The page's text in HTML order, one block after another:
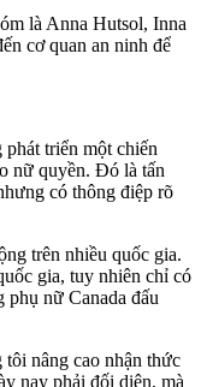
là Anna Hutsol, Inna
cơ quan an ninh để
triển một chiến
nữ quyền. Đó là tấn
có thông điệp rõ
trên nhiều quốc gia.
gia, tuy nhiên chỉ có
nữ Canada đấu
nâng cao nhận thức
nay phải đối diện, mà